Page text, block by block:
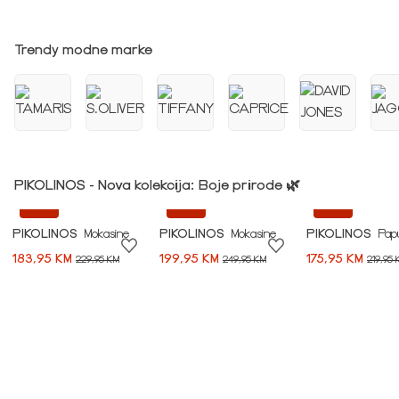
Trendy modne marke
PIKOLINOS - Nova kolekcija: Boje prirode 🌿
PIKOLINOS
Mokasine
183,95 KM 229,95 KM
PIKOLINOS
Mokasine
199,95 KM 249,95 KM
PIKOLINOS
175,95 KM 219,95